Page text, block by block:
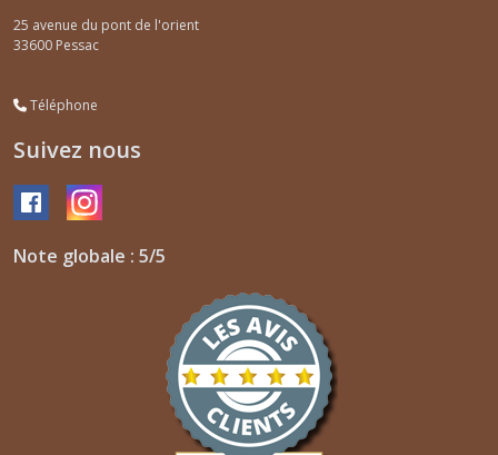
25 avenue du pont de l'orient
33600 Pessac
Téléphone
Suivez nous
Note globale : 5/5